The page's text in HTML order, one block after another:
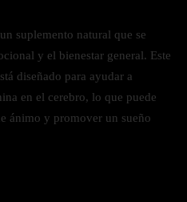
suplemento natural que se
y el bienestar general. Este
diseñado para ayudar a
en el cerebro, lo que puede
ánimo y promover un sueño